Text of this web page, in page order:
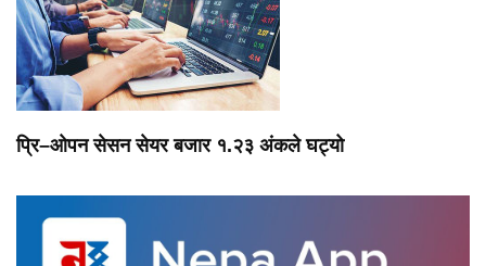
प्रि–ओपन सेसन सेयर बजार १.२३ अंकले घट्यो